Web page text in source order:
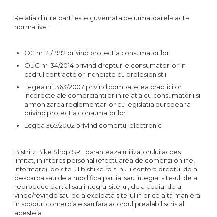
Cuvete (headset)
Frâne pe jantă
Discuri (rotoare)
Saboți
Piese frâne
Frâne pe disc
Furci
Piese furci
Furci cu suspensie
Ghidaje și întinzătoare lanț
Ghidoane și atașabile
Jante
Pompe
Scaune copii
Scule și dispozitive
Sonerii
Suporți și portbagaje auto
Încălțăminte
Relatia dintre parti este guvernata de urmatoarele acte
normative:
OG nr. 21/1992 privind protectia consumatorilor
OUG nr. 34/2014 privind drepturile consumatorilor in
cadrul contractelor incheiate cu profesionistii
Legea nr. 363/2007 privind combaterea practicilor
incorecte ale comerciantilor in relatia cu consumatorii si
armonizarea reglementarilor cu legislatia europeana
privind protectia consumatorilor
Legea 365/2002 privind comertul electronic
Bistritz Bike Shop SRL garanteaza utilizatorului acces
limitat, in interes personal (efectuarea de comenzi online,
informare), pe site-ul bisbike.ro si nu ii confera dreptul de a
descarca sau de a modifica partial sau integral site-ul, de a
reproduce partial sau integral site-ul, de a copia, de a
vinde/revinde sau de a exploata site-ul in orice alta maniera,
in scopuri comerciale sau fara acordul prealabil scris al
acesteia.